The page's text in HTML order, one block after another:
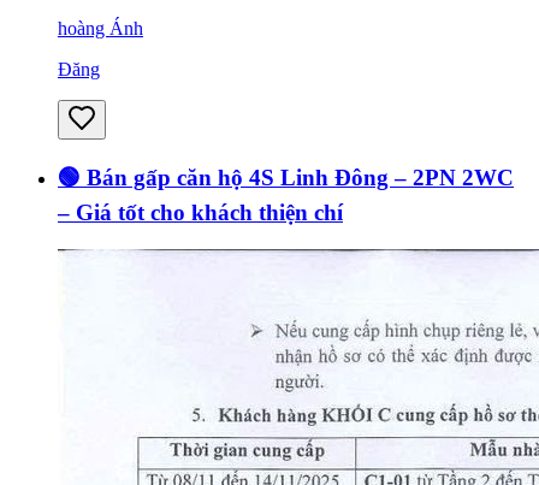
hoàng Ánh
Đăng
🟢 Bán gấp căn hộ 4S Linh Đông – 2PN 2WC
– Giá tốt cho khách thiện chí